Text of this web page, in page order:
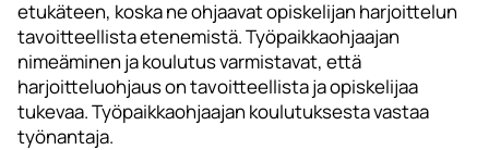
etukäteen, koska ne ohjaavat opiskelijan harjoittelun
tavoitteellista etenemistä. Työpaikkaohjaajan
nimeäminen ja koulutus varmistavat, että
harjoitteluohjaus on tavoitteellista ja opiskelijaa
tukevaa. Työpaikkaohjaajan koulutuksesta vastaa
työnantaja.